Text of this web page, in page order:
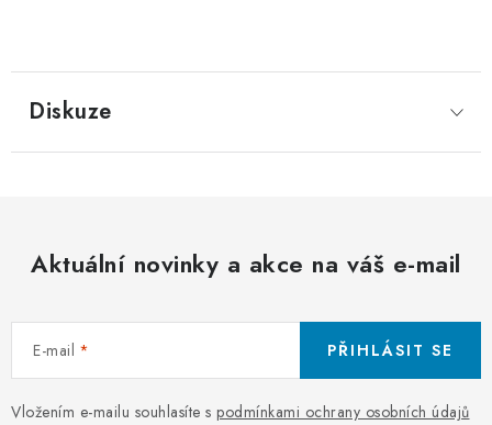
Diskuze
Aktuální novinky a akce na váš e-mail
E-mail
Vložením e-mailu souhlasíte s podmínkami ochrany osobních údajů
PŘIHLÁSIT SE